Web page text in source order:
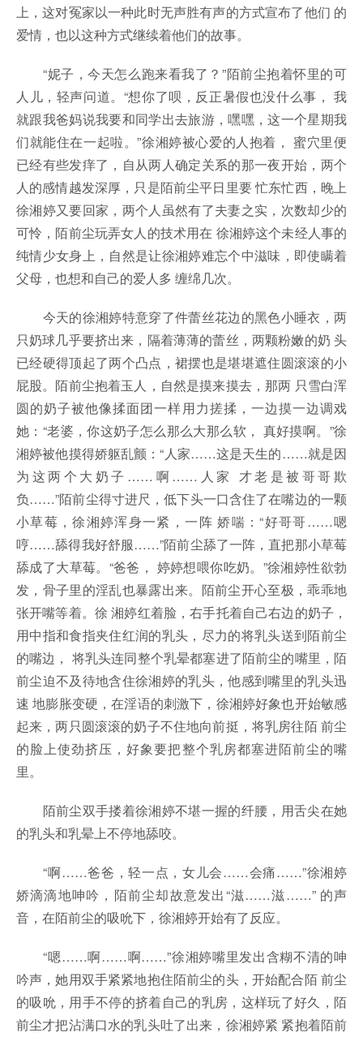
上，这对冤家以一种此时无声胜有声的方式宣布了他们 的
爱情，也以这种方式继续着他们的故事。
“妮子，今天怎么跑来看我了？”陌前尘抱着怀里的可
人儿，轻声问道。“想你了呗，反正暑假也没什么事， 我
就跟我爸妈说我要和同学出去旅游，嘿嘿，这一个星期我
们就能住在一起啦。”徐湘婷被心爱的人抱着， 蜜穴里便
已经有些发痒了，自从两人确定关系的那一夜开始，两个
人的感情越发深厚，只是陌前尘平日里要 忙东忙西，晚上
徐湘婷又要回家，两个人虽然有了夫妻之实，次数却少的
可怜，陌前尘玩弄女人的技术用在 徐湘婷这个未经人事的
纯情少女身上，自然是让徐湘婷难忘个中滋味，即使瞒着
父母，也想和自己的爱人多 缠绵几次。
今天的徐湘婷特意穿了件蕾丝花边的黑色小睡衣，两
只奶球几乎要挤出来，隔着薄薄的蕾丝，两颗粉嫩的奶 头
已经硬得顶起了两个凸点，裙摆也是堪堪遮住圆滚滚的小
屁股。陌前尘抱着玉人，自然是摸来摸去，那两 只雪白浑
圆的奶子被他像揉面团一样用力搓揉，一边摸一边调戏
她：“老婆，你这奶子怎么那么大那么软， 真好摸啊。”徐
湘婷被他摸得娇躯乱颤：“人家……这是天生的……就是因
为这两个大奶子……啊……人家 才老是被哥哥欺
负……”陌前尘得寸进尺，低下头一口含住了在嘴边的一颗
小草莓，徐湘婷浑身一紧，一阵 娇喘：“好哥哥……嗯
哼……舔得我好舒服……”陌前尘舔了一阵，直把那小草莓
舔成了大草莓。“爸爸， 婷婷想喂你吃奶。”徐湘婷性欲勃
发，骨子里的淫乱也暴露出来。陌前尘开心至极，乖乖地
张开嘴等着。徐 湘婷红着脸，右手托着自己右边的奶子，
用中指和食指夹住红润的乳头，尽力的将乳头送到陌前尘
的嘴边， 将乳头连同整个乳晕都塞进了陌前尘的嘴里，陌
前尘迫不及待地含住徐湘婷的乳头，他感到嘴里的乳头迅
速 地膨胀变硬，在淫语的刺激下，徐湘婷好象也开始敏感
起来，两只圆滚滚的奶子不住地向前挺，将乳房往陌 前尘
的脸上使劲挤压，好象要把整个乳房都塞进陌前尘的嘴
里。
陌前尘双手搂着徐湘婷不堪一握的纤腰，用舌尖在她
的乳头和乳晕上不停地舔咬。
“啊……爸爸，轻一点，女儿会……会痛……”徐湘婷
娇滴滴地呻吟，陌前尘却故意发出“滋……滋……” 的声
音，在陌前尘的吸吮下，徐湘婷开始有了反应。
“嗯……啊……啊……”徐湘婷嘴里发出含糊不清的呻
吟声，她用双手紧紧地抱住陌前尘的头，开始配合陌 前尘
的吸吮，用手不停的挤着自己的乳房，这样玩了好久，陌
前尘才把沾满口水的乳头吐了出来，徐湘婷紧 紧抱着陌前